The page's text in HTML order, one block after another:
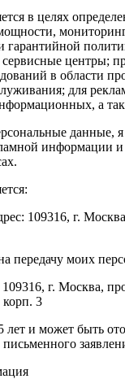
в целях
гарантийной
центры;
в области
для
а
данные,
информации и
109316, г.
передачу моих
г. Москва,
корп. 3
лет и может быть